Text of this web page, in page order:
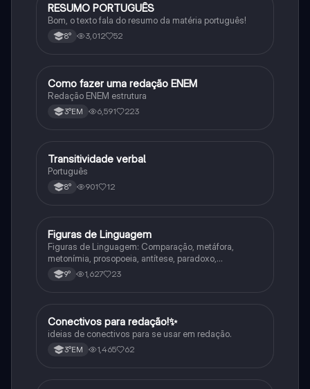
Português
RESUMO PORTUGUÊS
Bom, o texto fala do resumo da matéria português!
8° 3,012 52
Português
Como fazer uma redação ENEM
Redação ENEM estrutura
3°EM 6,591 223
Português
Transitividade verbal
Português
8° 901 12
Português
Figuras de Linguagem
Figuras de Linguagem: Comparação, metáfora,
metonímia, prosopoeia, antítese, paradoxo,
eufemismo, hipérbole e onomatopeia
9° 1,627 23
Português
Conectivos para redação!✨
ideias de conectivos para se usar em redação.
3°EM 1,465 62